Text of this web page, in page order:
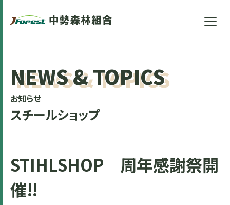
NEWS & TOPICS
お知らせ
スチールショップ
STIHLSHOP 周年感謝祭開
催‼